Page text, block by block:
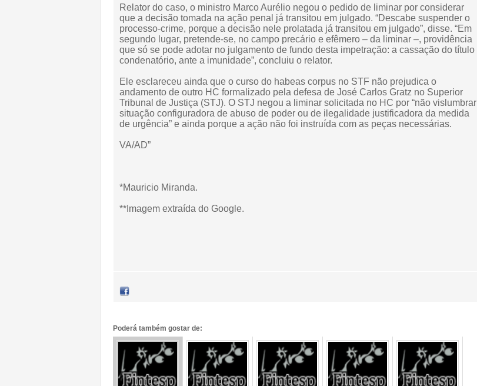
Relator do caso, o ministro Marco Aurélio negou o pedido de liminar por considerar
que a decisão tomada na ação penal já transitou em julgado. “Descabe suspender o
processo-crime, porque a decisão nele prolatada já transitou em julgado”, disse. “Em
segundo lugar, pretende-se, no campo precário e efêmero – da liminar –, providência
que só se pode adotar no julgamento de fundo desta impetração: a cassação do título
condenatório, ante a imunidade”, concluiu o relator.
Ele esclareceu ainda que o curso do habeas corpus no STF não prejudica o
andamento de outro HC formalizado pela defesa de José Carlos Gratz no Superior
Tribunal de Justiça (STJ). O STJ negou a liminar solicitada no HC por “não vislumbrar
situação configuradora de abuso de poder ou de ilegalidade justificadora da medida
de urgência” e ainda porque a ação não foi instruída com as peças necessárias.
VA/AD”
*Mauricio Miranda.
**Imagem extraída do Google.
Poderá também gostar de: